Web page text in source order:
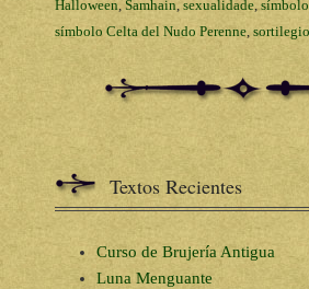
Halloween, Samhain, sexualidade,
símbolo Celta del Nudo Perenne,
Textos Recientes
Curso de Brujería Antigua
Luna Menguante